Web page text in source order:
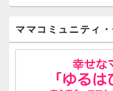
ママコミュニティ